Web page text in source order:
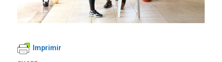
Imprimir